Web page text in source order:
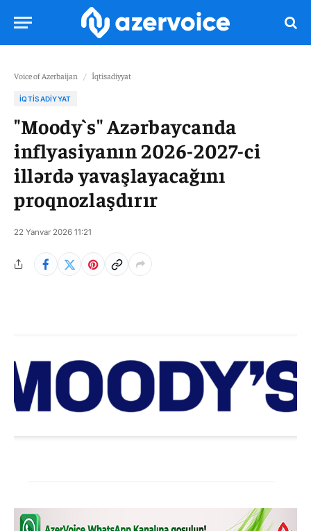
Voice of Azerbaijan / İqtisadiyyat
İQTISADIYYAT
"Moody`s" Azərbaycanda
inflyasiyanın 2026-2027-ci
illərdə yavaşlayacağını
proqnozlaşdırır
22 Yanvar 2026 11:21